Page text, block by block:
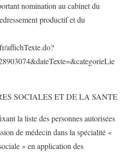
nomination au cabinet du
productif et du
affichTexte.do?
SOCIALES ET DE LA SANTE
la liste des personnes autorisées
de médecin dans la spécialité «
» en application des